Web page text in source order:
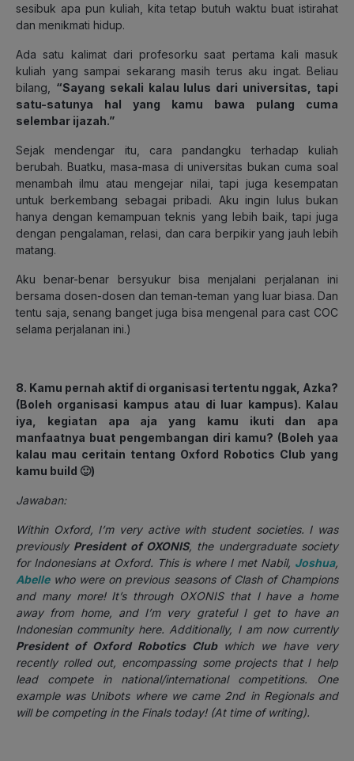
sesibuk apa pun kuliah, kita tetap butuh waktu buat istirahat
dan menikmati hidup.
Ada satu kalimat dari profesorku saat pertama kali masuk
kuliah yang sampai sekarang masih terus aku ingat. Beliau
bilang, “Sayang sekali kalau lulus dari universitas, tapi
satu-satunya hal yang kamu bawa pulang cuma
selembar ijazah.”
Sejak mendengar itu, cara pandangku terhadap kuliah
berubah. Buatku, masa-masa di universitas bukan cuma soal
menambah ilmu atau mengejar nilai, tapi juga kesempatan
untuk berkembang sebagai pribadi. Aku ingin lulus bukan
hanya dengan kemampuan teknis yang lebih baik, tapi juga
dengan pengalaman, relasi, dan cara berpikir yang jauh lebih
matang.
Aku benar-benar bersyukur bisa menjalani perjalanan ini
bersama dosen-dosen dan teman-teman yang luar biasa. Dan
tentu saja, senang banget juga bisa mengenal para cast COC
selama perjalanan ini.)
8. Kamu pernah aktif di organisasi tertentu nggak, Azka?
(Boleh organisasi kampus atau di luar kampus). Kalau
iya, kegiatan apa aja yang kamu ikuti dan apa
manfaatnya buat pengembangan diri kamu? (Boleh yaa
kalau mau ceritain tentang Oxford Robotics Club yang
kamu build 🙂)
Jawaban:
Within Oxford, I’m very active with student societies. I was
previously President of OXONIS, the undergraduate society
for Indonesians at Oxford. This is where I met Nabil, Joshua,
Abellewho were on previous seasons of Clash of Champions
and many more! It’s through OXONIS that I have a home
away from home, and I’m very grateful I get to have an
Indonesian community here. Additionally, I am now currently
President of Oxford Robotics Clubwhich we have very
recently rolled out, encompassing some projects that I help
lead compete in national/international competitions. One
example was Unibots where we came 2nd in Regionals and
will be competing in the Finals today! (At time of writing).